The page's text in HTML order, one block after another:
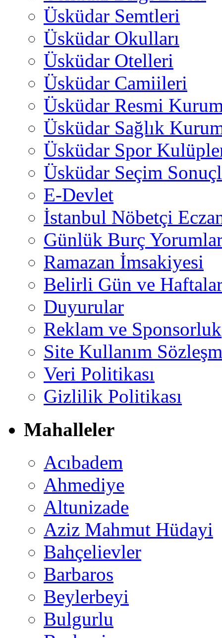
Üsküdar Semtleri
Üsküdar Okulları
Üsküdar Otelleri
Üsküdar Camiileri
Üsküdar Resmi
Üsküdar Sağlık
Üsküdar Spor
Üsküdar Seçim
E-Devlet
İstanbul Nöbetçi
Günlük Burç
Ramazan İmsakiyesi
Belirli Gün ve
Duyurular
Reklam ve Sponsorluk
Site Kullanım
Veri Politikası
Gizlilik Politikası
Mahalleler
Acıbadem
Ahmediye
Altunizade
Aziz Mahmut Hüdayi
Bahçelievler
Barbaros
Beylerbeyi
Bulgurlu